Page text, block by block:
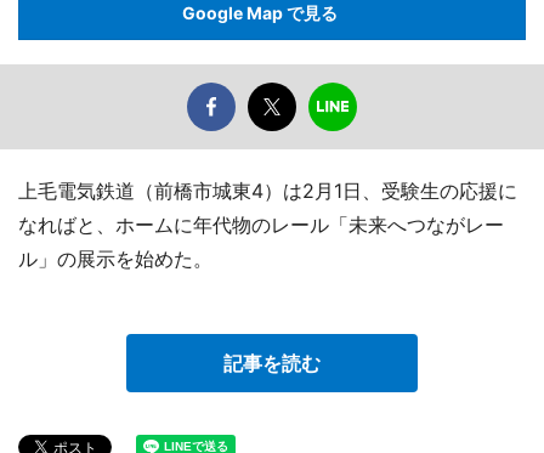
Google Map で見る
上毛電気鉄道（前橋市城東4）は2月1日、受験生の応援に
なればと、ホームに年代物のレール「未来へつながレー
ル」の展示を始めた。
記事を読む